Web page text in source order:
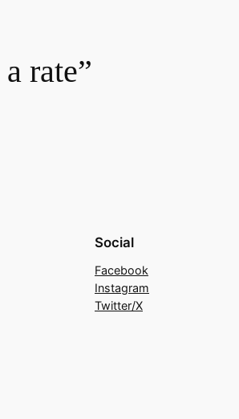
rate”
Social
Facebook
Instagram
Twitter/X